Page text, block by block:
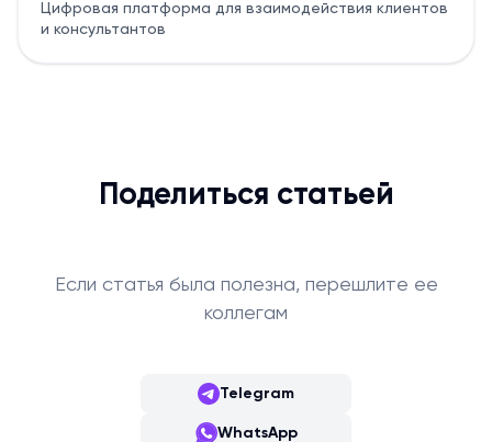
Цифровая платформа для взаимодействия клиентов
и консультантов
Поделиться статьей
Если статья была полезна, перешлите ее
коллегам
Telegram
WhatsApp